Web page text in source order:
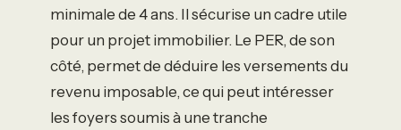
minimale de 4 ans. Il sécurise un cadre utile
pour un projet immobilier. Le PER, de son
côté, permet de déduire les versements du
revenu imposable, ce qui peut intéresser
les foyers soumis à une tranche